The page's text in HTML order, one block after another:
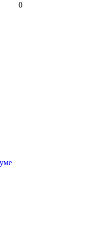
0